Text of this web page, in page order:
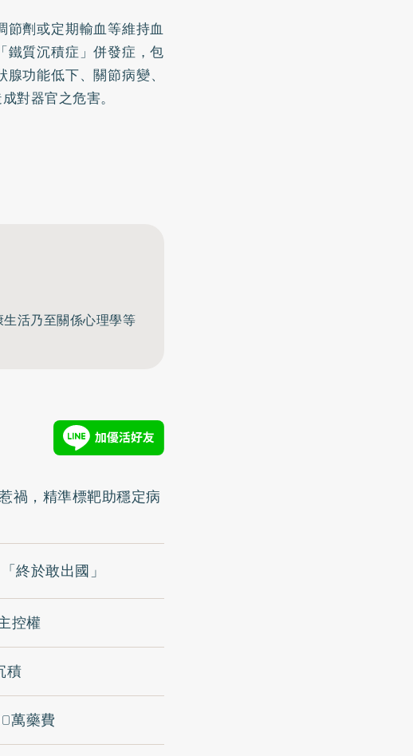
節劑或定期輸血等維持血
鐵質沉積症」併發症，包
功能低下、關節病變、
對器官之危害。
活乃至關係心理學等
禍，精準標靶助穩定病
終於敢出國」
控權
積
萬藥費